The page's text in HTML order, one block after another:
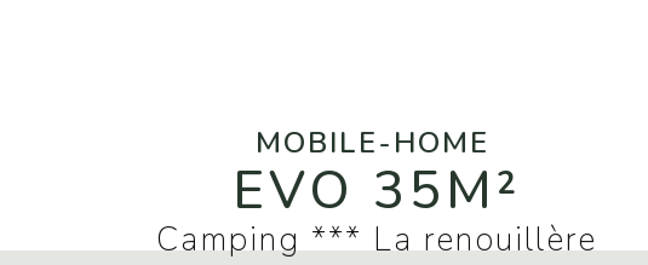
MOBILE-HOME
EVO 35M²
Camping *** La renouillère